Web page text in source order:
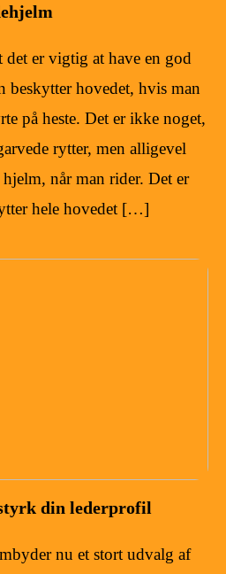
det er vigtig at have en god
beskytter hovedet, hvis man
på heste. Det er ikke noget,
rytter, men alligevel
når man rider. Det er
hele hovedet […]
din lederprofil
nu et stort udvalg af